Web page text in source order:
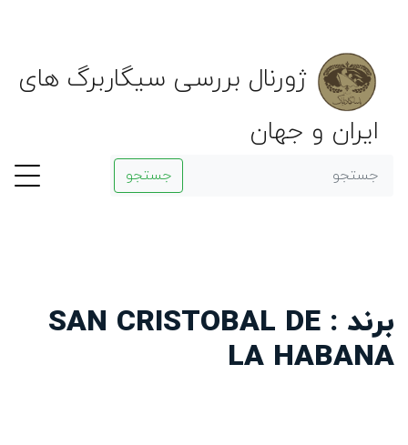
ژورنال بررسی سیگاربرگ های
ایران و جهان
جستجو
برند : SAN CRISTOBAL DE
LA HABANA